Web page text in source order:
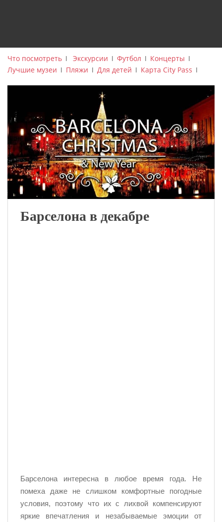
Что посмотреть ǀ Экскурсии ǀ Футбол ǀ Концерты ǀ
Лучшие музеи ǀ Пляжи ǀ Для детей ǀ Карта City Pass ǀ
Барселона в декабре
Барселона интересна в любое время года. Не
помеха даже не слишком комфортные погодные
условия, поэтому что их с лихвой компенсируют
яркие впечатления и незабываемые эмоции от